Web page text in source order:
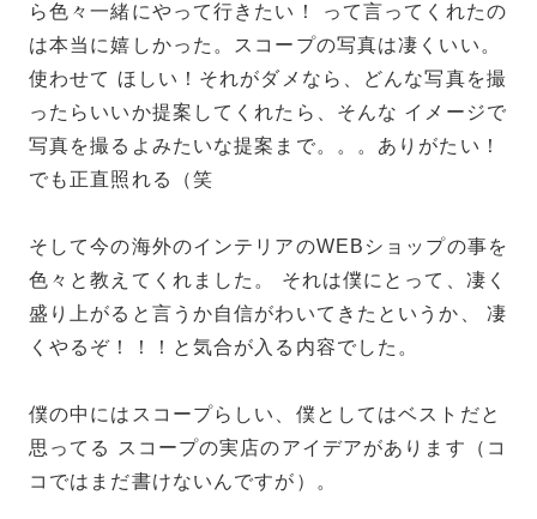
ら色々一緒にやって行きたい！ って言ってくれたの
は本当に嬉しかった。スコープの写真は凄くいい。
使わせて ほしい！それがダメなら、どんな写真を撮
ったらいいか提案してくれたら、そんな イメージで
写真を撮るよみたいな提案まで。。。ありがたい！
でも正直照れる（笑
そして今の海外のインテリアのWEBショップの事を
色々と教えてくれました。 それは僕にとって、凄く
盛り上がると言うか自信がわいてきたというか、 凄
くやるぞ！！！と気合が入る内容でした。
僕の中にはスコープらしい、僕としてはベストだと
思ってる スコープの実店のアイデアがあります（コ
コではまだ書けないんですが）。